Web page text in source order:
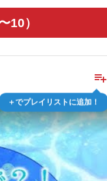
10）
playlist_add
＋でプレイリストに追加！